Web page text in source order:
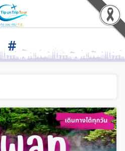
#